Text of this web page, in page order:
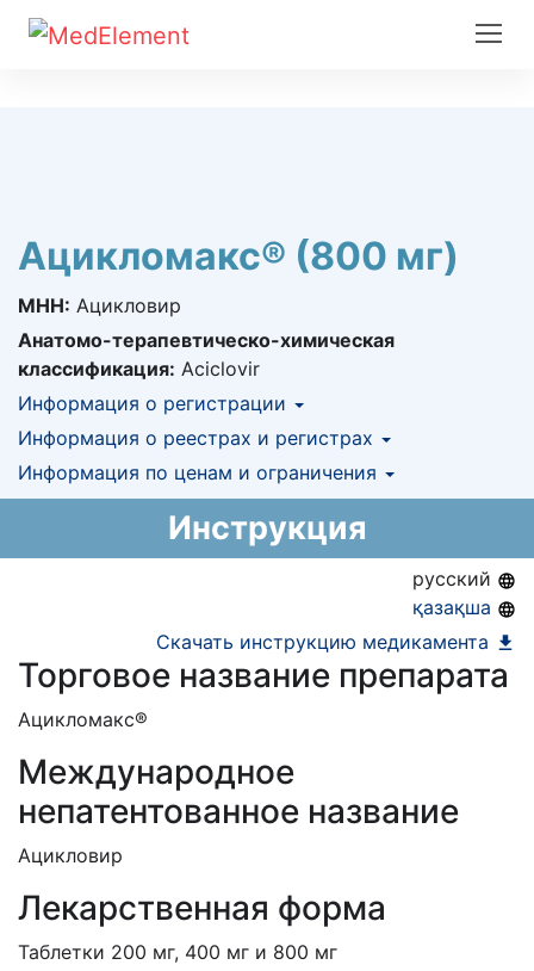
Ацикломакс® (800 мг)
МНН: Ацикловир
Анатомо-терапевтическо-химическая
классификация: Aciclovir
Информация о регистрации
Номер регистрации в РК:№ РК-ЛС-5№015704
Информация о регистрации в РК:15.04.2015 -
15.04.2020
Информация о реестрах и регистрах
КНФ (ЛС включено в Казахстанский
национальный формуляр лекарственных
ЕД (Включено в Список ЛС в рамках ГОБМП,
Информация по ценам и ограничения
Инструкция
русский
қазақша
Скачать инструкцию медикамента
Торговое название препарата
Ацикломакс®
Международное
непатентованное название
Ацикловир
Лекарственная форма
Таблетки 200 мг, 400 мг и 800 мг